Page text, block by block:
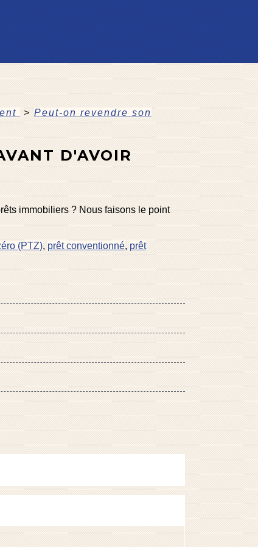
> Peut-on revendre son
D'AVOIR
immobiliers ? Nous faisons le point
(PTZ), prêt conventionné, prêt